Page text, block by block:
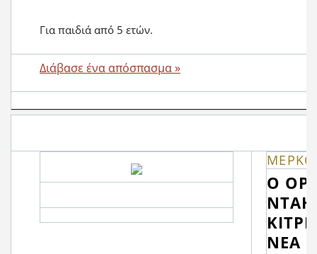
Για παιδιά από 5 ετών.
Διάβασε ένα απόσπασμα »
Ο
ΝΕΑ